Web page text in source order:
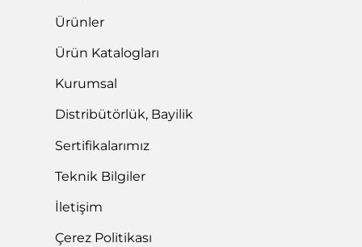
Ürünler
Ürün Katalogları
Kurumsal
Distribütörlük, Bayilik
Sertifikalarımız
Teknik Bilgiler
İletişim
Çerez Politikası